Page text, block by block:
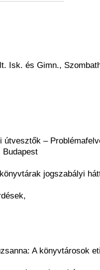
Isk. és Gimn.,
útvesztők –
jogszabályi
A könyvtárosok